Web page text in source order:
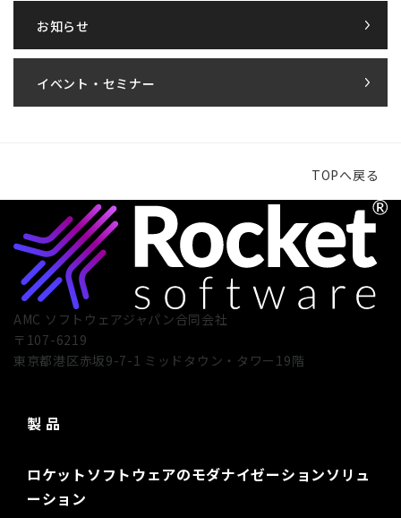
お知らせ
イベント・セミナー
TOPへ戻る
AMC ソフトウェアジャパン合同会社
〒107-6219
東京都港区赤坂9-7-1 ミッドタウン・タワー19階
製 品
ロケットソフトウェアのモダナイゼーションソリュ
ーション